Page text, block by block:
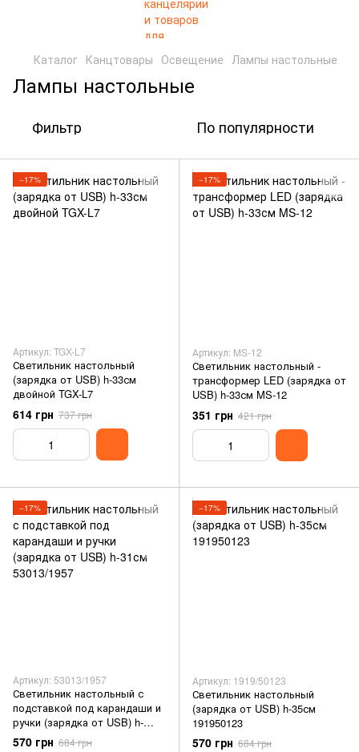
Каталог Канцтовары Освещение Лампы настольные
Лампы настольные
Фильтр По популярности
−17%
Артикул: TGX-L7
Светильник настольный
(зарядка от USB) h-33см
двойной TGX-L7
614 грн 737 грн
−17%
Артикул: MS-12
Светильник настольный -
трансформер LED (зарядка от
USB) h-33см MS-12
351 грн 421 грн
−17%
Артикул: 53013/1957
Светильник настольный с
подставкой под карандаши и
ручки (зарядка от USB) h-
31см 53013/1957
570 грн 684 грн
−17%
Артикул: 1919/50123
Светильник настольный
(зарядка от USB) h-35см
191950123
570 грн 684 грн